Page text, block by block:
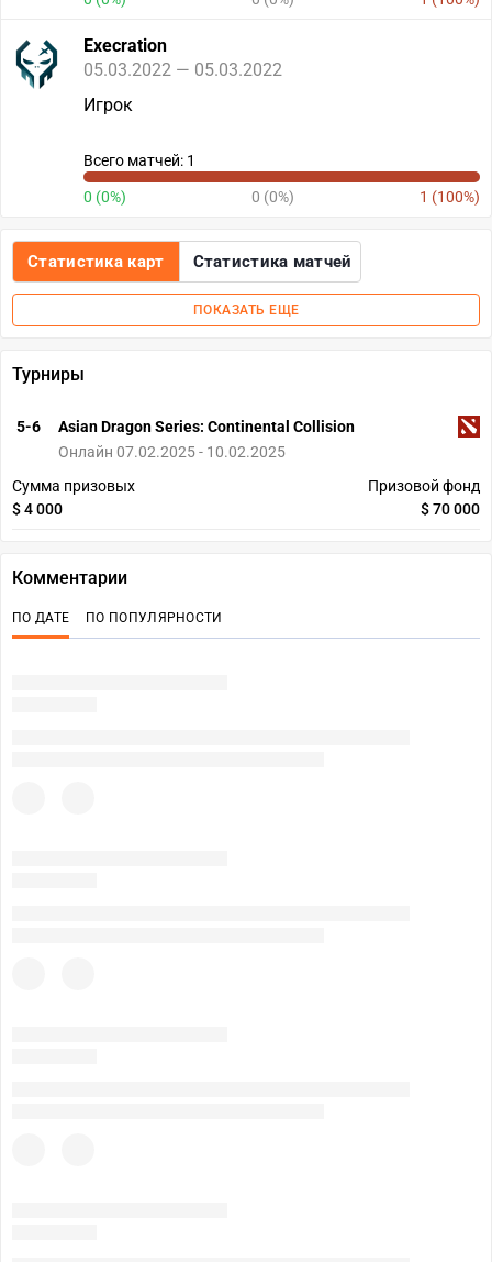
Execration
05.03.2022 — 05.03.2022
Игрок
Всего матчей: 1
0 (0%) 0 (0%) 1 (100%)
Статистика карт Статистика матчей
ПОКАЗАТЬ ЕЩЕ
Турниры
5-6
Asian Dragon Series: Continental Collision
Онлайн 07.02.2025 - 10.02.2025
Сумма призовых
$ 4 000
Призовой фонд
$ 70 000
Комментарии
ПО ДАТЕ ПО ПОПУЛЯРНОСТИ